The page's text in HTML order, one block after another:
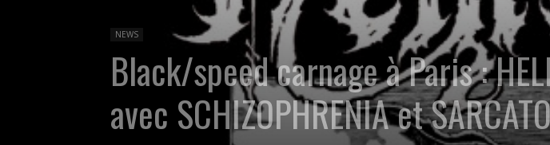
NEWS
Black/speed carnage à Paris :
avec SCHIZOPHRENIA et